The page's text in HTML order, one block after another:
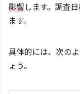
影響します。調査
ます。
具体的には、次の
ょう。